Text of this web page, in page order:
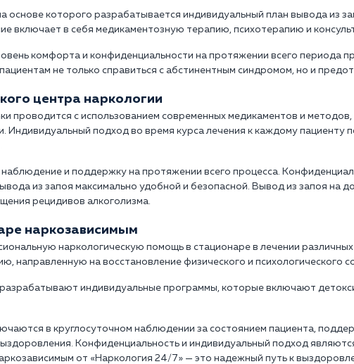
основе которого разрабатывается индивидуальный план вывода из
включает в себя медикаментозную терапию, психотерапию и
комфорта и конфиденциальности на протяжении всего периода
не только справиться с абстинентным синдромом, но и
центра наркологии
проводится с использованием современных медикаментов и
Индивидуальный подход во время курса лечения к каждому пациенту
и поддержку на протяжении всего процесса.
из запоя максимально удобной и безопасной. Вывод из запоя на
рецидивов алкоголизма.
наркозависимым
наркологическую помощь в стационаре в лечении
направленную на восстановление физического и психологического
индивидуальные программы, которые включают
в круглосуточном наблюдении за состоянием пациента,
Конфиденциальность и индивидуальный подход
от «Наркология 24/7» — это надежный путь к